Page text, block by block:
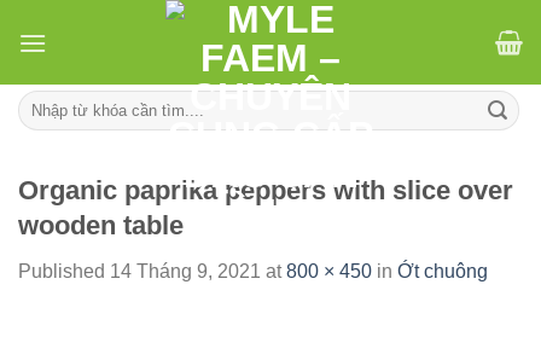
Tìm
kiếm:
Organic paprika peppers with slice over
wooden table
Published 14 Tháng 9, 2021 at800 × 450 in Ớt chuông